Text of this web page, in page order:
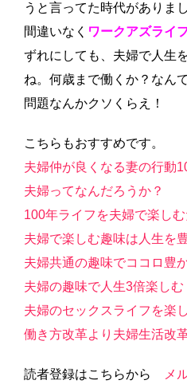
うと言ってた時代がありま
間違いなく ワークアズライ
ずれにしても、夫婦で人生
ね。何歳まで働くか？なん
問題なんかクソくらえ！
こちらもおすすめです。
夫婦仲が良くなる妻の行動
夫婦ってなんだろうか？
100年ライフを夫婦で楽し
夫婦で楽しむ趣味は人生を
夫婦共通の趣味でココロ豊
夫婦の趣味で人生3倍楽しむ
夫婦のセックスライフを楽
働き方改革より夫婦生活改
読者登録はこちらから
メ